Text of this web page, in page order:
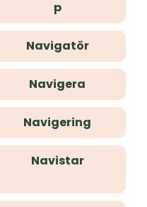
p
Navigatör
Navigera
Navigering
Navistar